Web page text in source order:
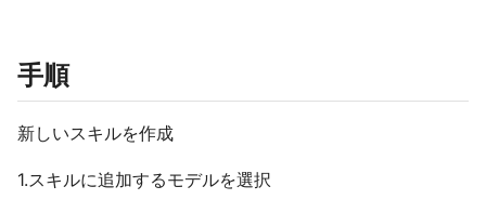
手順
新しいスキルを作成
1.スキルに追加するモデルを選択